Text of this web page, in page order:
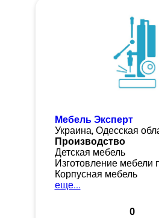
Мебель Эксперт
Украина, Одесская
Производство
Детская мебель
Изготовление мебели
Корпусная мебель
еще...
0